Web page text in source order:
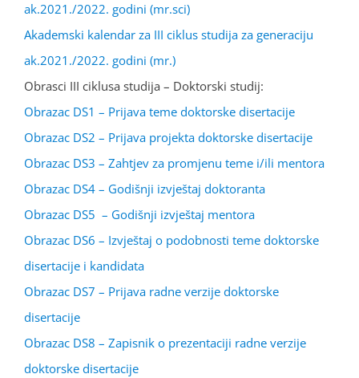
ak.2021./2022. godini (mr.sci)
Akademski kalendar za III ciklus studija za generaciju
ak.2021./2022. godini (mr.)
Obrasci III ciklusa studija – Doktorski studij:
Obrazac DS1 – Prijava teme doktorske disertacije
Obrazac DS2 – Prijava projekta doktorske disertacije
Obrazac DS3 – Zahtjev za promjenu teme i/ili mentora
Obrazac DS4 – Godišnji izvještaj doktoranta
Obrazac DS5 – Godišnji izvještaj mentora
Obrazac DS6 – Izvještaj o podobnosti teme doktorske
disertacije i kandidata
Obrazac DS7 – Prijava radne verzije doktorske
disertacije
Obrazac DS8 – Zapisnik o prezentaciji radne verzije
doktorske disertacije